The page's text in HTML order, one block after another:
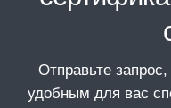
Отправьте
удобным для вас